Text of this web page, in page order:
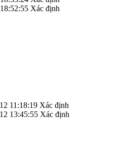
Xác định
11:18:19 Xác định
13:45:55 Xác định